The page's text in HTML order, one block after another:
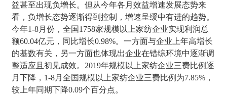
益甚至出现负增长。但从今年各月效益增速发展态势来
看，负增长态势逐渐得到控制，增速呈缓中有进的趋势。
今年1-8月份，全国1758家规模以上家纺企业实现利润总
额60.04亿元，同比增长0.98%。一方面与企业上年高增长
的基数有关，另一方面也体现出企业在错综环境中逐渐调
整适应且初见成效。2019年规模以上家纺企业三费比例逐
月下降，1-8月全国规模以上家纺企业三费比例为7.85%，
较上年同期下降0.09个百分点。